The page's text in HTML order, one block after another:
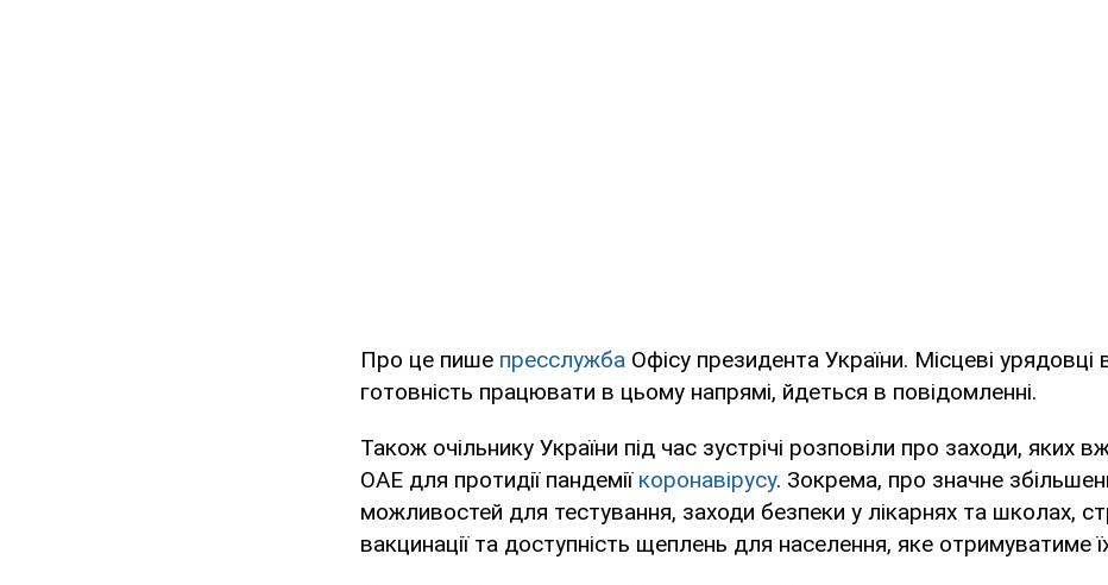
Про це пише пресслужба Офісу президента України. Місцеві урядовці
готовність працювати в цьому напрямі, йдеться в повідомленні.
Також очільнику України під час зустрічі розповіли про заходи, яких
ОАЕ для протидії пандемії коронавірусу. Зокрема, про значне
можливостей для тестування, заходи безпеки у лікарнях та школах,
вакцинації та доступність щеплень для населення, яке отримуватиме